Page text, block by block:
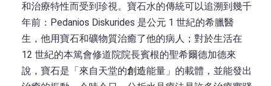
和治療特性而受到珍視。寶石水的傳統可以追溯到幾千
年前：Pedanios Diskurides 是公元 1 世紀的希臘醫
生，他用寶石和礦物質治癒了他的病人；對於生活在
12 世紀的本篤會修道院院長賓根的聖希爾德加德來
說，寶石是「來自天堂的創造能量」的載體，並能發出